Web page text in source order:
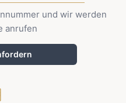
und wir werden
anrufen